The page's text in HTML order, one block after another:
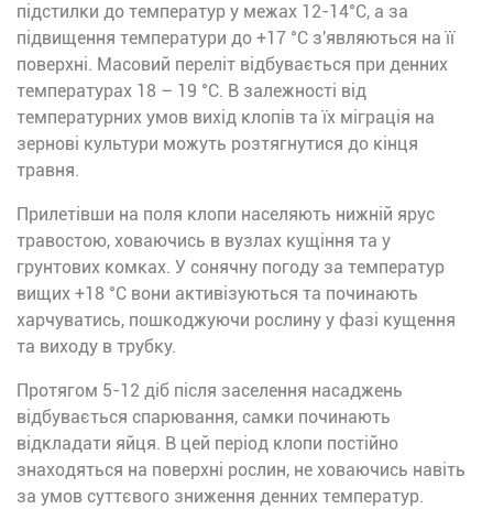
підстилки до температур у межах 12-14°C, а за
підвищення температури до +17 °C з'являються на її
поверхні. Масовий переліт відбувається при денних
температурах 18 – 19 °C. В залежності від
температурних умов вихід клопів та їх міграція на
зернові культури можуть розтягнутися до кінця
травня.
Прилетівши на поля клопи населяють нижній ярус
травостою, ховаючись в вузлах кущіння та у
грунтових комках. У сонячну погоду за температур
вищих +18 °C вони активізуються та починають
харчуватись, пошкоджуючи рослину у фазі кущення
та виходу в трубку.
Протягом 5-12 діб після заселення насаджень
відбувається спарювання, самки починають
відкладати яйця. В цей період клопи постійно
знаходяться на поверхні рослин, не ховаючись навіть
за умов суттєвого зниження денних температур.